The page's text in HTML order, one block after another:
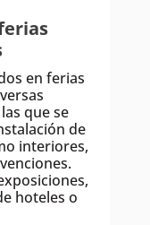
en ferias
que se
de
interiores,
hoteles o